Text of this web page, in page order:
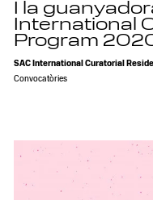
I la
International
Program
SAC International Curatorial
Convocatòries